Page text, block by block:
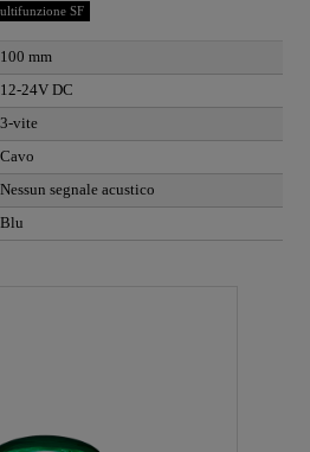
SF
100 mm
12-24V DC
3-vite
Cavo
Nessun segnale acustico
Blu